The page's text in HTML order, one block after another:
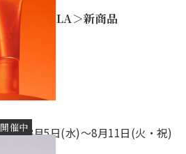
＜POLA＞新商品
開催中8月5日(水)〜8月11日(火・祝)